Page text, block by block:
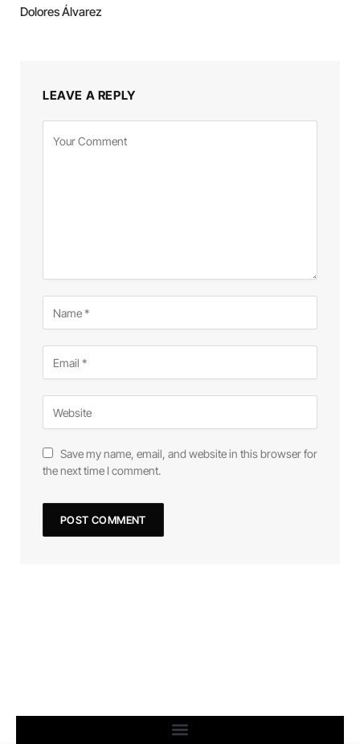
Dolores Álvarez
LEAVE A REPLY
Save my name, email, and website in this browser for
the next time I comment.